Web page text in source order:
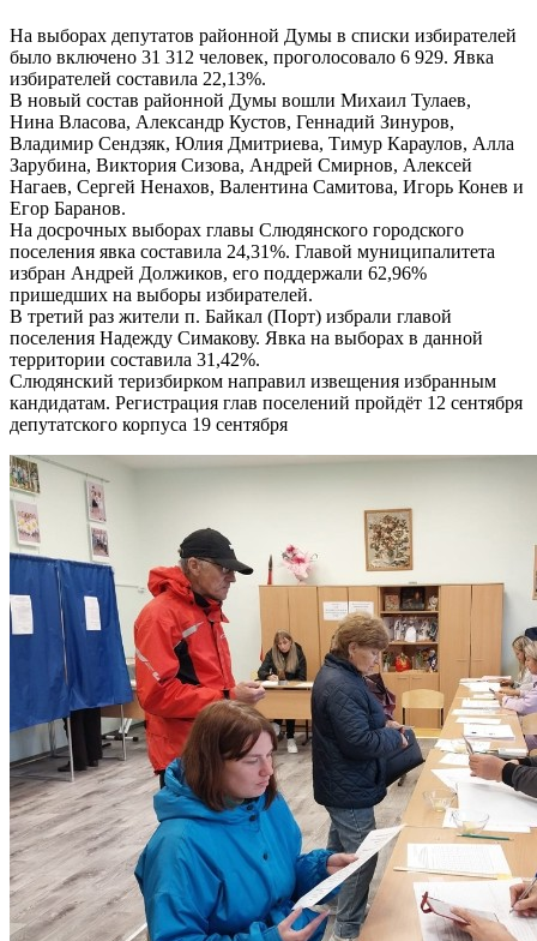
На выборах депутатов районной Думы в списки избирателей
было включено 31 312 человек, проголосовало 6 929. Явка
избирателей составила 22,13%.
В новый состав районной Думы вошли Михаил Тулаев,
Нина Власова, Александр Кустов, Геннадий Зинуров,
Владимир Сендзяк, Юлия Дмитриева, Тимур Караулов, Алла
Зарубина, Виктория Сизова, Андрей Смирнов, Алексей
Нагаев, Сергей Ненахов, Валентина Самитова, Игорь Конев и
Егор Баранов.
На досрочных выборах главы Слюдянского городского
поселения явка составила 24,31%. Главой муниципалитета
избран Андрей Должиков, его поддержали 62,96%
пришедших на выборы избирателей.
В третий раз жители п. Байкал (Порт) избрали главой
поселения Надежду Симакову. Явка на выборах в данной
территории составила 31,42%.
Слюдянский теризбирком направил извещения избранным
кандидатам. Регистрация глав поселений пройдёт 12 сентября
депутатского корпуса 19 сентября